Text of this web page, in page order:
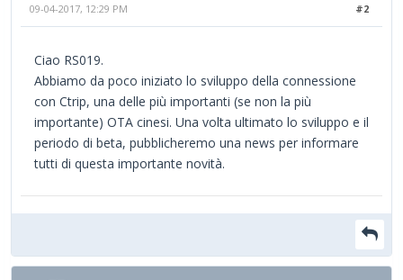
#2
09-04-2017, 12:29 PM
Ciao RS019.
Abbiamo da poco iniziato lo sviluppo della connessione
con Ctrip, una delle più importanti (se non la più
importante) OTA cinesi. Una volta ultimato lo sviluppo e il
periodo di beta, pubblicheremo una news per informare
tutti di questa importante novità.